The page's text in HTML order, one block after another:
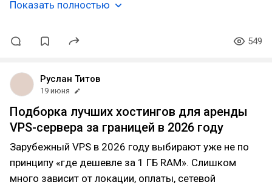
Показать полностью
549
Руслан Титов
19 июня
Подборка лучших хостингов для аренды
VPS-сервера за границей в 2026 году
Зарубежный VPS в 2026 году выбирают уже не по
принципу «где дешевле за 1 ГБ RAM». Слишком
много зависит от локации, оплаты, сетевой